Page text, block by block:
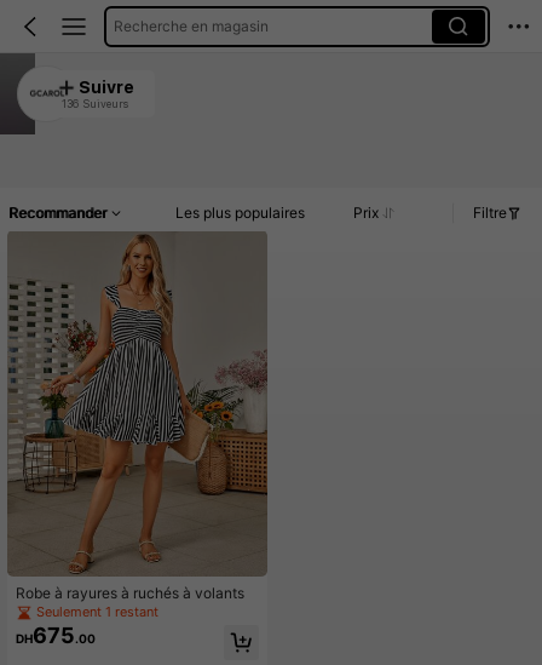
Recherche en magasin
GCAROL
4.92
Suivre
136 Suiveurs
Recommander Les plus populaires Prix Filtre
Robe à rayures à ruchés à volants
Seulement 1 restant
DH675.00